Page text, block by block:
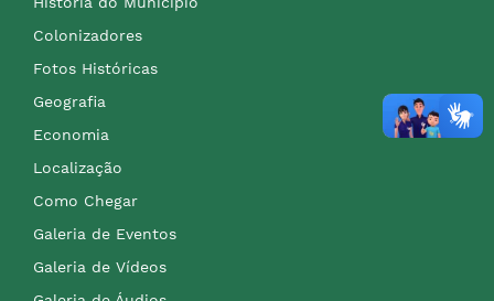
Colonizadores
Fotos Históricas
Geografia
Economia
Localização
Como Chegar
Galeria de Eventos
Galeria de Vídeos